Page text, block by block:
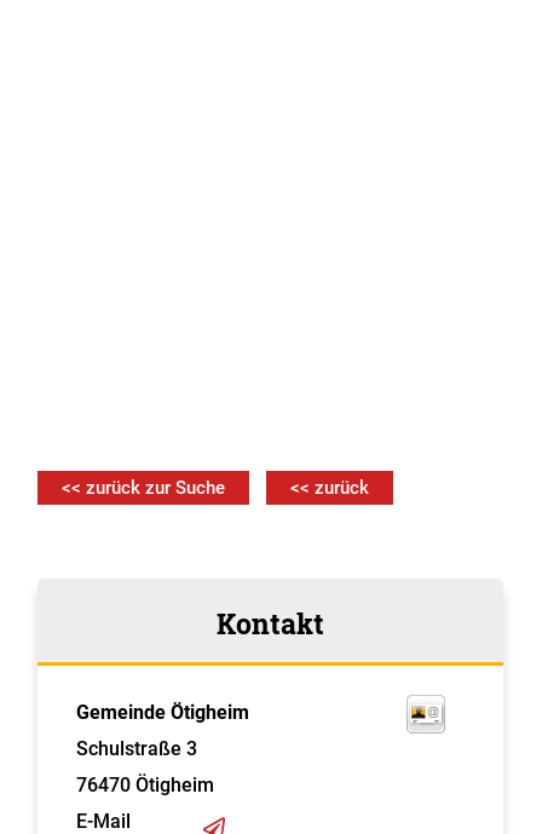
<< zurück zur Suche << zurück
Kontakt
Gemeinde Ötigheim
Schulstraße 3
76470 Ötigheim
E-Mail